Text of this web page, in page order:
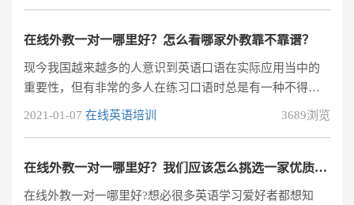
在线外教一对一哪里好？怎么看哪家外教靠不靠谱？
现今我国越来越多的人意识到英语口语在实际应用当中的
重要性，但有非常的多人在练习口语时总是有一种不得章
法的感觉，总是学不好。因此大多数人在学习英语口语时
要更快更高效地学好英语，这家专业英语培训机构值得一
2021-01-07 在线英语培训 3689浏览
在线外教一对一哪里好？我们应该怎么挑选一家优质机构呢？
在线外教一对一哪里好?想必很多英语学习爱好者都想知